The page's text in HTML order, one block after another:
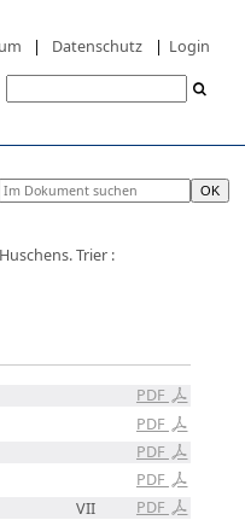
| Datenschutz | Login
Trier :
PDF
PDF
PDF
PDF
PDF
VII